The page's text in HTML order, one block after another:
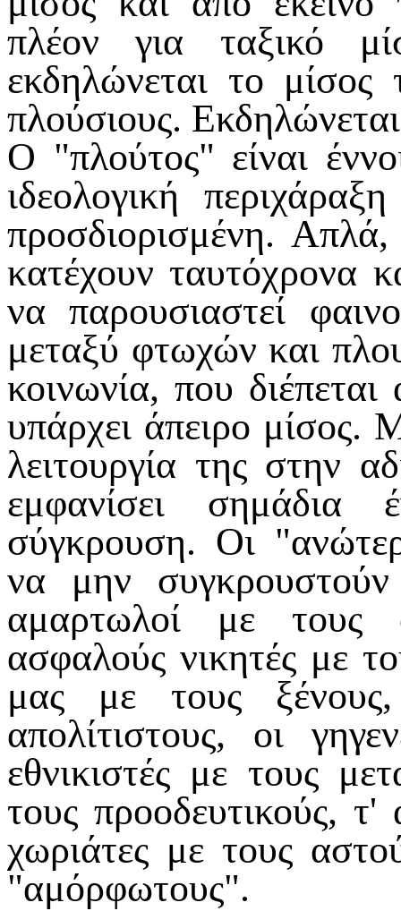
πλέον για ταξικό
εκδηλώνεται το
πλούσιους.
Ο "πλούτος" είναι
ιδεολογική
προσδιορισμένη. Απλά,
κατέχουν ταυτόχρονα
να παρουσιαστεί
μεταξύ φτωχών και
κοινωνία, που
υπάρχει άπειρο μίσος.
λειτουργία της στην
εμφανίσει
σύγκρουση. Οι
να μην
αμαρτωλοί με τους
ασφαλούς νικητές με
μας με τους
απολίτιστους, οι
εθνικιστές με τους
τους προοδευτικούς, τ'
χωριάτες με τους
"αμόρφωτους".